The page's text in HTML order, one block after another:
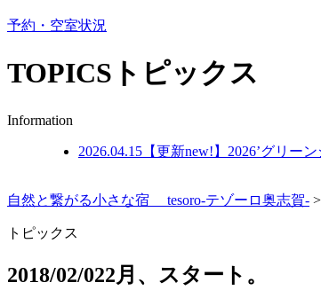
予約・空室状況
TOPICS トピックス
Information
2026.04.15 【更新new!】2026’グリー
自然と繋がる小さな宿 tesoro-テゾーロ奥志賀- >
トピックス
2018/02/022月、スタート。